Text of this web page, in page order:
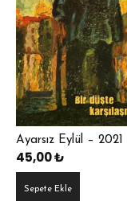
Ayarsız Eylül – 2021
45,00₺
Sepete Ekle